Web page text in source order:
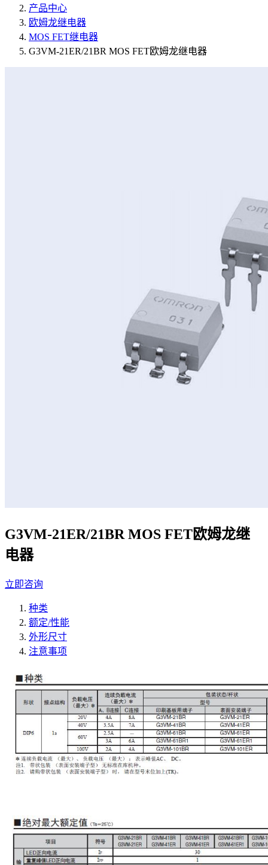
产品中心
欧姆龙继电器
MOS FET继电器
G3VM-21ER/21BR MOS FET欧姆龙继电器
G3VM-21ER/21BR MOS FET欧姆龙继
电器
立即咨询
种类
额定/性能
外形尺寸
注意事项